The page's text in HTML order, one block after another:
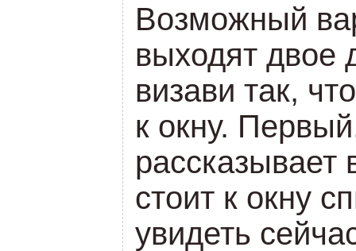
Возможный
выходят двое
визави так,
к окну.
рассказывает
стоит к окну
увидеть